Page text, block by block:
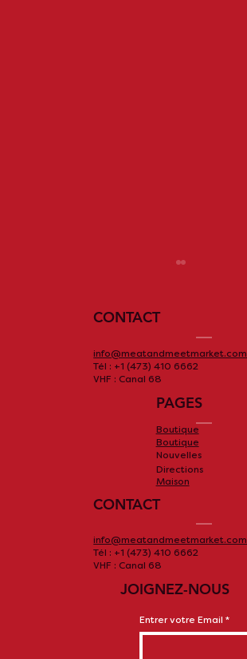
La cabane à sucre
CONTACT
info@meatandmeetmarket.com
Tél : +1 (473) 410 6662
VHF : Canal 68
PAGES
Maison
Boutique
Boutique
Nouvelles
Directions
CONTACT
info@meatandmeetmarket.com
Tél : +1 (473) 410 6662
VHF : Canal 68
JOIGNEZ-NOUS
Entrer votre Email